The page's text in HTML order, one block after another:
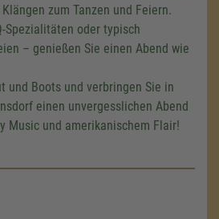
zum Tanzen und Feiern.
Spezialitäten oder typisch
– genießen Sie einen Abend wie
und Boots und verbringen Sie in
einen unvergesslichen Abend
Music und amerikanischem Flair!